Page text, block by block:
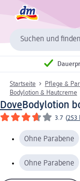
Suchen und finden
Startseite Pflege &
Bodylotion & Hautcreme
DoveBodylotion
3.7 (253
Ohne Parabene
Ohne Parabene